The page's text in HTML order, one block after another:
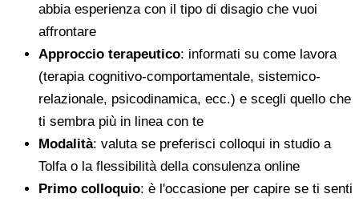
abbia esperienza con il tipo di disagio che vuoi
affrontare
Approccio terapeutico: informati su come lavora
(terapia cognitivo-comportamentale, sistemico-
relazionale, psicodinamica, ecc.) e scegli quello che
ti sembra più in linea con te
Modalità: valuta se preferisci colloqui in studio a
Tolfa o la flessibilità della consulenza online
Primo colloquio: è l'occasione per capire se ti senti